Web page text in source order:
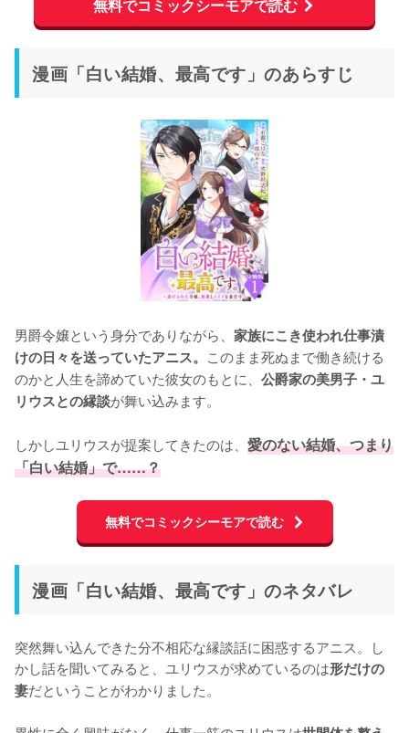
無料でコミックシーモアで読む
漫画「白い結婚、最高です」のあらすじ
男爵令嬢という身分でありながら、 家族にこき使われ仕事漬
けの日々を送っていたアニス。 このまま死ぬまで働き続ける
のかと人生を諦めていた彼女のもとに、 公爵家の美男子・ユ
リウスとの縁談が舞い込みます。
しかしユリウスが提案してきたのは、 愛のない結婚、つまり
「白い結婚」で……？
無料でコミックシーモアで読む
漫画「白い結婚、最高です」のネタバレ
突然舞い込んできた分不相応な縁談話に困惑するアニス。し
かし話を聞いてみると、ユリウスが求めているのは形だけの
妻だということがわかりました。